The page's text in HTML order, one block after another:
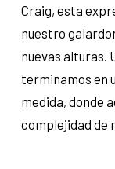
Craig, esta
nuestro
nuevas alturas.
terminamos en
medida, donde
complejidad de